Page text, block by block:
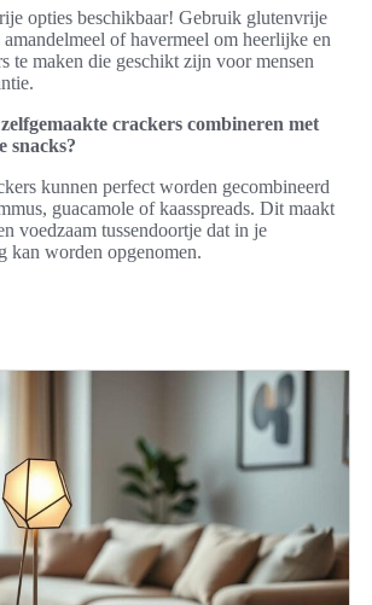
opties beschikbaar! Gebruik glutenvrije
amandelmeel of havermeel om heerlijke en
te maken die geschikt zijn voor mensen
crackers combineren met
snacks?
kunnen perfect worden gecombineerd
guacamole of kaasspreads. Dit maakt
voedzaam tussendoortje dat in je
kan worden opgenomen.